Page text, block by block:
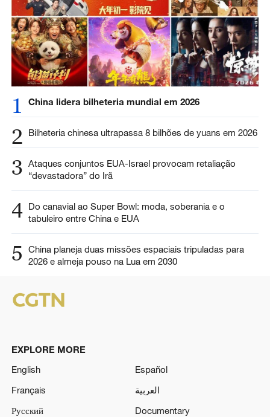
1 China lidera bilheteria mundial em 2026
2 Bilheteria chinesa ultrapassa 8 bilhões de yuans em 2026
3 Ataques conjuntos EUA-Israel provocam retaliação
“devastadora” do Irã
4 Do canavial ao Super Bowl: moda, soberania e o
tabuleiro entre China e EUA
5
China planeja duas missões espaciais tripuladas para
2026 e almeja pouso na Lua em 2030
EXPLORE MORE
English
Español
Français
العربية
Русский
Documentary